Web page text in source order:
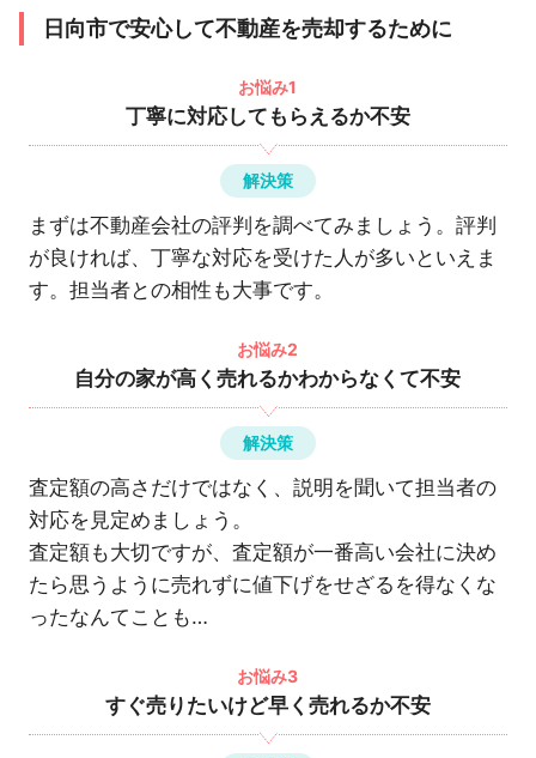
日向市で安心して不動産を売却するために
お悩み1
丁寧に対応してもらえるか不安
解決策
まずは不動産会社の評判を調べてみましょう。評判
が良ければ、丁寧な対応を受けた人が多いといえま
す。担当者との相性も大事です。
お悩み2
自分の家が高く売れるかわからなくて不安
解決策
査定額の高さだけではなく、説明を聞いて担当者の
対応を見定めましょう。
査定額も大切ですが、査定額が一番高い会社に決め
たら思うように売れずに値下げをせざるを得なくな
ったなんてことも…
お悩み3
すぐ売りたいけど早く売れるか不安